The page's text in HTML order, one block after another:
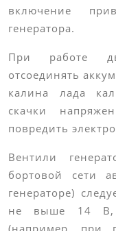
включение
генератора.
При работе
отсоединять
калина лада
скачки
повредить
Вентили
бортовой сети
генераторе)
не выше 14 В,
(например, при